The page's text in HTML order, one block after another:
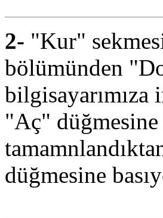
2- "Kur"
bölümünden
"Aç" düğmesine
düğmesine